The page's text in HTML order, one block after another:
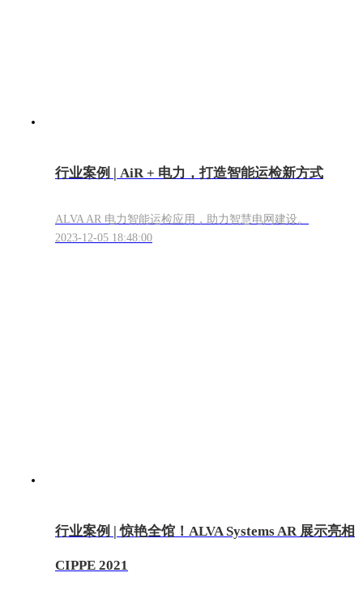
行业案例 | AiR + 电力，打造智能运检新方式
ALVA AR 电力智能运检应用，助力智慧电网建设。
2023-12-05 18:48:00
行业案例 | 惊艳全馆！ALVA Systems AR 展示亮相
CIPPE 2021